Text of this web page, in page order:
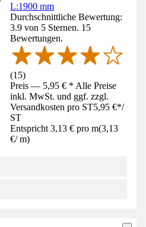
L:1900 mm
Durchschnittliche Bewertung:
3.9 von 5 Sternen. 15
Bewertungen.
(15)
Preis — 5,95 € * Alle Preise
inkl. MwSt. und ggf. zzgl.
Versandkosten pro ST5,95 €*/
ST
Entspricht 3,13 € pro m(3,13
€/ m)